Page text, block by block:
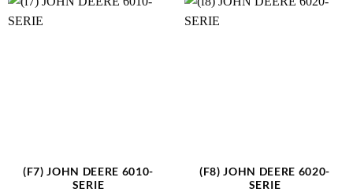
(F7) JOHN DEERE 6010-
SERIE
(F8) JOHN DEERE 6020-
SERIE